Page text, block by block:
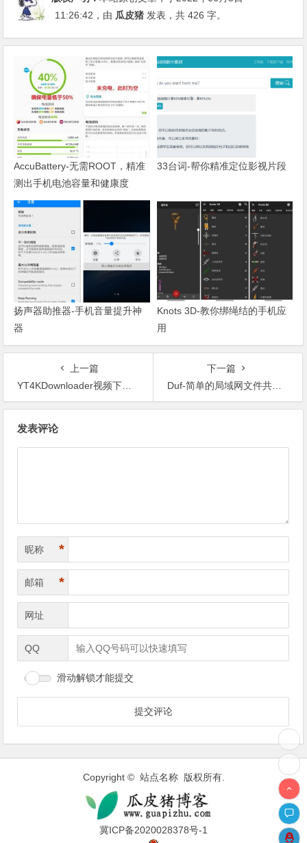
11:26:42 ，由 瓜皮猪 发表，共 426 字。
AccuBattery-无需ROOT，精准
测出手机电池容量和健康度
33台词-帮你精准定位影视片段
扬声器助推器-手机音量提升神
器
Knots 3D-教你绑绳结的手机应
用
上一篇
YT4KDownloader视频下载器
下一篇
Duf-简单的局域网文件共享工具
发表评论
昵称 *
邮箱 *
网址
QQ
滑动解锁才能提交
Copyright © 站点名称 版权所有.
冀ICP备2020028378号-1